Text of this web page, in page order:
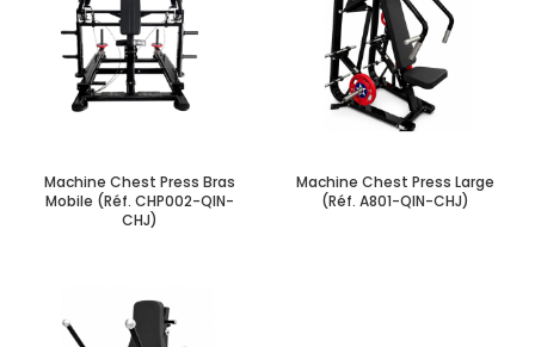
Machine Chest Press Bras
Mobile (Réf. CHP002-QIN-
CHJ)
Machine Chest Press Large
(Réf. A801-QIN-CHJ)